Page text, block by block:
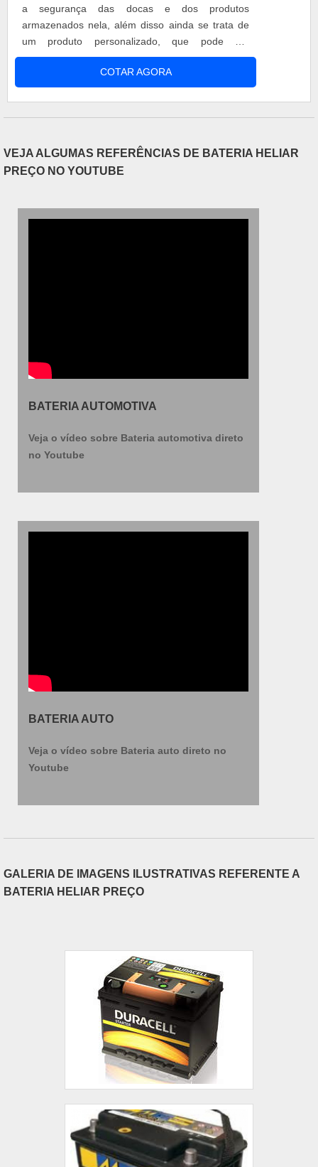
a segurança das docas e dos produtos
armazenados nela, além disso ainda se trata de
um produto personalizado, que pode ser
encontrado em diversos tamanhos, resistências,
espessuras de acordo com o projeto em que será
aplicada. Vantagens do produto - Segurança para
COTAR AGORA
VEJA ALGUMAS REFERÊNCIAS DE BATERIA HELIAR
PREÇO NO YOUTUBE
BATERIA AUTOMOTIVA
Veja o vídeo sobre Bateria automotiva direto
no Youtube
BATERIA AUTO
Veja o vídeo sobre Bateria auto direto no
Youtube
GALERIA DE IMAGENS ILUSTRATIVAS REFERENTE A
BATERIA HELIAR PREÇO